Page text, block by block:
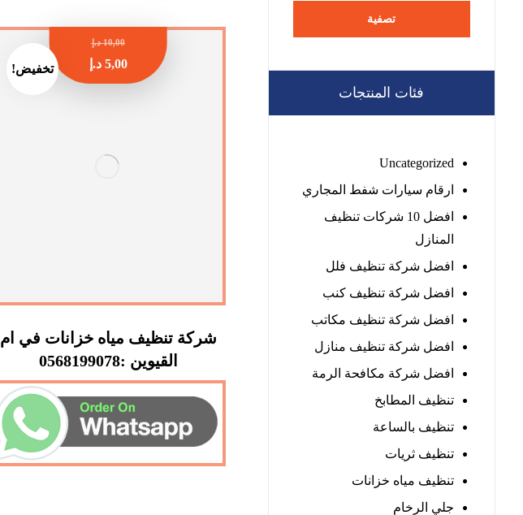
تخفيض!
شركة تنظيف مياه خزانات في ام
القيوين :0568199078
10,00 د.إ
5,00 د.إ
تصفية
فئات المنتجات
Uncategorized
ارقام سيارات شفط المجاري
افضل 10 شركات تنظيف
المنازل
افضل شركة تنظيف فلل
افضل شركة تنظيف كنب
افضل شركة تنظيف مكاتب
افضل شركة تنظيف منازل
افضل شركة مكافحة الرمة
تنظيف المطابخ
تنظيف بالساعة
تنظيف ثريات
تنظيف مياه خزانات
جلي الرخام